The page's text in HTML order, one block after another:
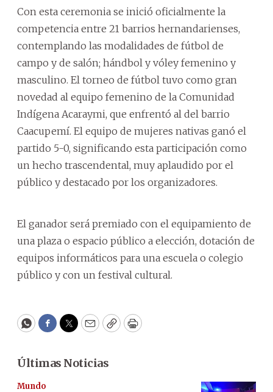
Con esta ceremonia se inició oficialmente la
competencia entre 21 barrios hernandarienses,
contemplando las modalidades de fútbol de
campo y de salón; hándbol y vóley femenino y
masculino. El torneo de fútbol tuvo como gran
novedad al equipo femenino de la Comunidad
Indígena Acaraymi, que enfrentó al del barrio
Caacupemí. El equipo de mujeres nativas ganó el
partido 5-0, significando esta participación como
un hecho trascendental, muy aplaudido por el
público y destacado por los organizadores.
El ganador será premiado con el equipamiento de
una plaza o espacio público a elección, dotación de
equipos informáticos para una escuela o colegio
público y con un festival cultural.
WhatsApp
Facebook
Twitter
EmailCopyPrint
Últimas Noticias
Mundo